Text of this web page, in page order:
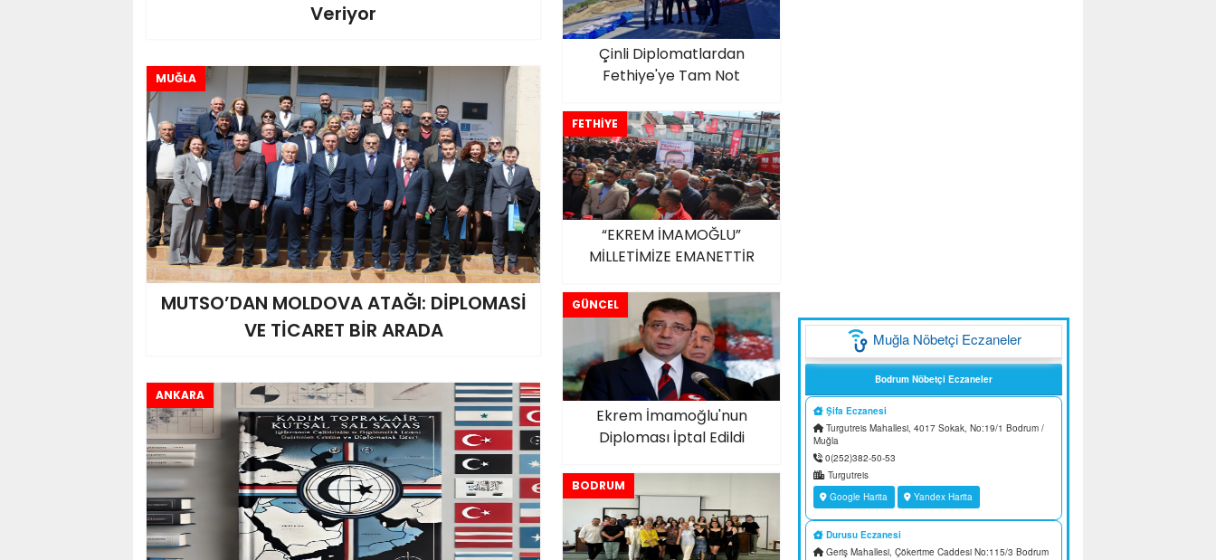
Veriyor
Çinli Diplomatlardan
Fethiye'ye Tam Not
MUĞLA
MUTSO’DAN MOLDOVA ATAĞI: DİPLOMASİ
VE TİCARET BİR ARADA
FETHİYE
“EKREM İMAMOĞLU”
MİLLETİMİZE EMANETTİR
GÜNCEL
Ekrem İmamoğlu'nun
Diploması İptal Edildi
ANKARA
BODRUM